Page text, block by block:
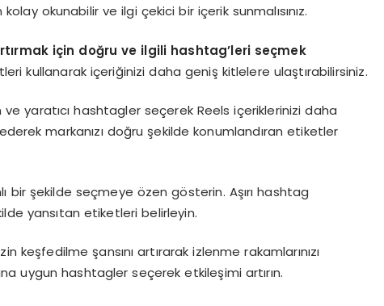
okunabilir ve ilgi çekici bir içerik sunmalısınız.
için doğru ve ilgili hashtag’leri seçmek
kullanarak içeriğinizi daha geniş kitlelere ulaştırabilirsiniz.
yaratıcı hashtagler seçerek Reels içeriklerinizi daha
markanızı doğru şekilde konumlandıran etiketler
bir şekilde seçmeye özen gösterin. Aşırı hashtag
yansıtan etiketleri belirleyin.
keşfedilme şansını artırarak izlenme rakamlarınızı
uygun hashtagler seçerek etkileşimi artırın.